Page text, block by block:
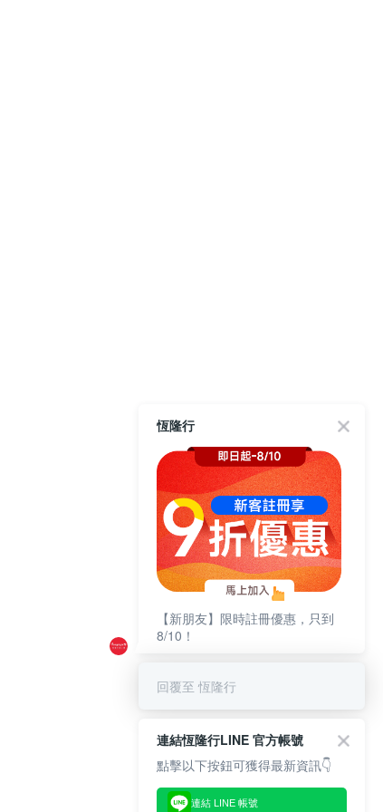
恆隆行
【新朋友】限時註冊優惠，只到
8/10！
回覆至 恆隆行
連結恆隆行LINE 官方帳號
點擊以下按鈕可獲得最新資訊👇
連結 LINE 帳號